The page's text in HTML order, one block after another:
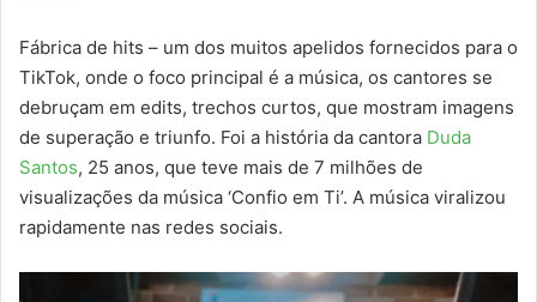
Fábrica de hits – um dos muitos apelidos fornecidos para o
TikTok, onde o foco principal é a música, os cantores se
debruçam em edits, trechos curtos, que mostram imagens
de superação e triunfo. Foi a história da cantora Duda
Santos, 25 anos, que teve mais de 7 milhões de
visualizações da música ‘Confio em Ti’. A música viralizou
rapidamente nas redes sociais.